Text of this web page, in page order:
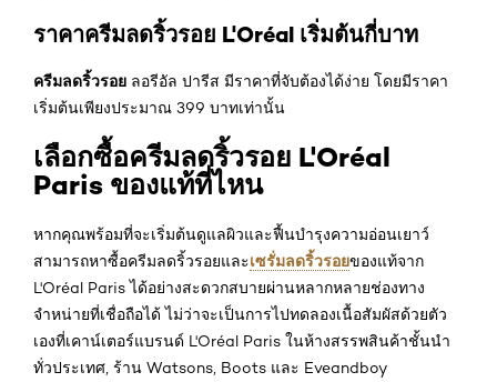
ราคาครีมลดริ้วรอย L'Oréal เริ่มต้นกี่บาท
ครีมลดริ้วรอย ลอรีอัล ปารีส มีราคาที่จับต้องได้ง่าย โดยมีราคา
เริ่มต้นเพียงประมาณ 399 บาทเท่านั้น
เลือกซื้อครีมลดริ้วรอย L'Oréal
Paris ของแท้ที่ไหน
หากคุณพร้อมที่จะเริ่มต้นดูแลผิวและฟื้นบำรุงความอ่อนเยาว์
สามารถหาซื้อครีมลดริ้วรอยและเซรั่มลดริ้วรอยของแท้จาก
L'Oréal Paris ได้อย่างสะดวกสบายผ่านหลากหลายช่องทาง
จำหน่ายที่เชื่อถือได้ ไม่ว่าจะเป็นการไปทดลองเนื้อสัมผัสด้วยตัว
เองที่เคาน์เตอร์แบรนด์ L'Oréal Paris ในห้างสรรพสินค้าชั้นนำ
ทั่วประเทศ, ร้าน Watsons, Boots และ Eveandboy